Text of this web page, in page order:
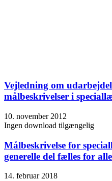
Vejledning om
målbeskrivelser i
10. november 2012
Ingen download tilgængelig
Målbeskrivelse for
generelle del fælles for
14. februar 2018